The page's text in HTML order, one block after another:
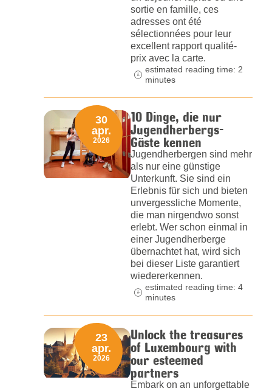
sortie en famille, ces
adresses ont été
sélectionnées pour leur
excellent rapport qualité-
prix avec la carte.
estimated reading time: 2
minutes
10 Dinge, die nur
Jugendherbergs-
Gäste kennen
Jugendherbergen sind mehr
als nur eine günstige
Unterkunft. Sie sind ein
Erlebnis für sich und bieten
unvergessliche Momente,
die man nirgendwo sonst
erlebt. Wer schon einmal in
einer Jugendherberge
übernachtet hat, wird sich
bei dieser Liste garantiert
wiedererkennen.
30
apr.
2026
estimated reading time: 4
minutes
Unlock the treasures
of Luxembourg with
our esteemed
partners
Embark on an unforgettable
23
apr.
2026